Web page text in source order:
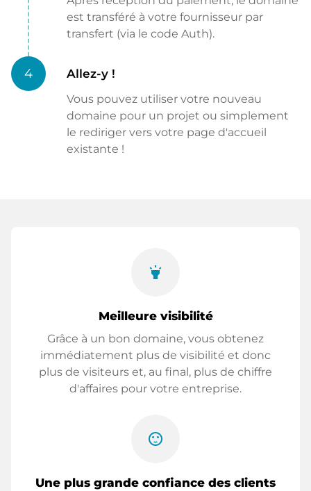
est transféré à votre fournisseur par
transfert (via le code Auth).
4 Allez-y !
Vous pouvez utiliser votre nouveau
domaine pour un projet ou simplement
le rediriger vers votre page d'accueil
existante !
highlight
Meilleure visibilité
Grâce à un bon domaine, vous obtenez
immédiatement plus de visibilité et donc
plus de visiteurs et, au final, plus de chiffre
d'affaires pour votre entreprise.
sentiment_satisfied
Une plus grande confiance des clients